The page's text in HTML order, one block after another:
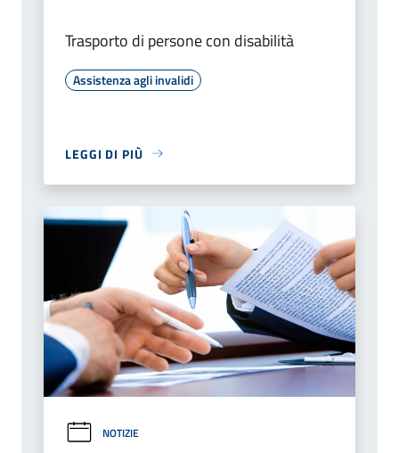
Trasporto di persone con disabilità
Assistenza agli invalidi
LEGGI DI PIÙ
NOTIZIE